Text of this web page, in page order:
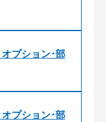
プション･部
プション･部